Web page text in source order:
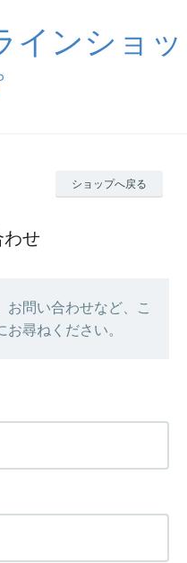
インショッ
ショップへ戻る
わせ
お問い合わせなど、こ
尋ねください。